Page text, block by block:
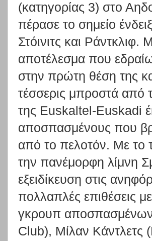
(κατηγορίας 3) στο
πέρασε το σημείο
Στόινιτς και
αποτέλεσμα που
στην πρώτη θέση της
τέσσερις μπροστά από
της Euskaltel-Euskadi
αποσπασμένους που
από το πελοτόν. Με το
την πανέμορφη λίμνη
εξειδίκευση στις
πολλαπλές επιθέσεις
γκρουπ αποσπασμένων
Club), Μίλαν Κάντλετς